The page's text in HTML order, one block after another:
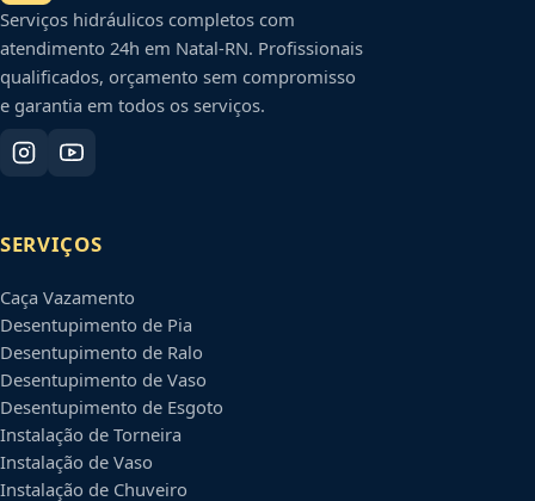
Serviços hidráulicos completos com
atendimento 24h em Natal-RN. Profissionais
qualificados, orçamento sem compromisso
e garantia em todos os serviços.
SERVIÇOS
Caça Vazamento
Desentupimento de Pia
Desentupimento de Ralo
Desentupimento de Vaso
Desentupimento de Esgoto
Instalação de Torneira
Instalação de Vaso
Instalação de Chuveiro